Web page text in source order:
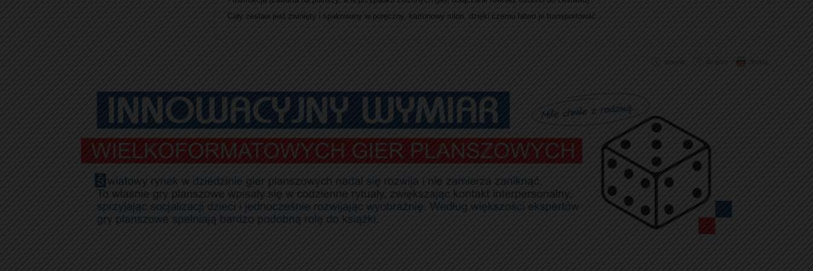
Cały zestaw jest zwinięty i spakowany w poręczny, kartonowy rulon, dzięki czemu łatwo je transportować.
powrót do góry drukuj